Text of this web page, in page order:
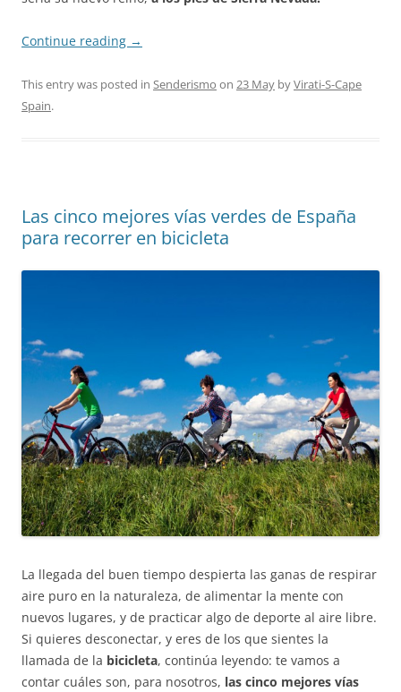
Continue reading →
This entry was posted in Senderismo on 23 May byVirati-S-Cape
Spain.
Las cinco mejores vías verdes de España
para recorrer en bicicleta
La llegada del buen tiempo despierta las ganas de respirar
aire puro en la naturaleza, de alimentar la mente con
nuevos lugares, y de practicar algo de deporte al aire libre.
Si quieres desconectar, y eres de los que sientes la
llamada de la bicicleta, continúa leyendo: te vamos a
contar cuáles son, para nosotros, las cinco mejores vías